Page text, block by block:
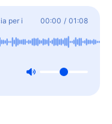
per i
00:00 / 01:08